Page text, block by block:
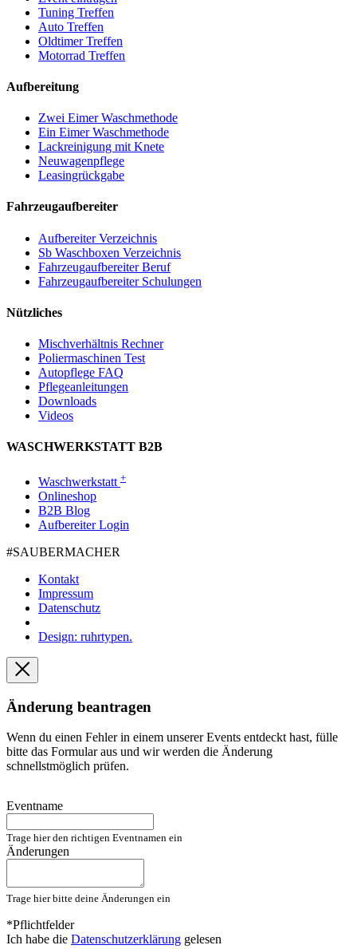
Tuning Treffen
Auto Treffen
Oldtimer Treffen
Motorrad Treffen
Aufbereitung
Zwei Eimer Waschmethode
Ein Eimer Waschmethode
Lackreinigung mit Knete
Neuwagenpflege
Leasingrückgabe
Fahrzeugaufbereiter
Aufbereiter Verzeichnis
Sb Waschboxen Verzeichnis
Fahrzeugaufbereiter Beruf
Fahrzeugaufbereiter Schulungen
Nützliches
Mischverhältnis Rechner
Poliermaschinen Test
Autopflege FAQ
Pflegeanleitungen
Downloads
Videos
WASCHWERKSTATT B2B
Waschwerkstatt +
Onlineshop
B2B Blog
Aufbereiter Login
#SAUBER­MACHER
Kontakt
Impressum
Datenschutz
Design: ruhrtypen.
Änderung beantragen
Wenn du einen Fehler in einem unserer Events entdeckt hast, fülle
bitte das Formular aus und wir werden die Änderung
schnellstmöglich prüfen.
Eventname
Trage hier den richtigen Eventnamen ein
Änderungen
Trage hier bitte deine Änderungen ein
*Pflichtfelder
Ich habe die Datenschutzerklärung gelesen